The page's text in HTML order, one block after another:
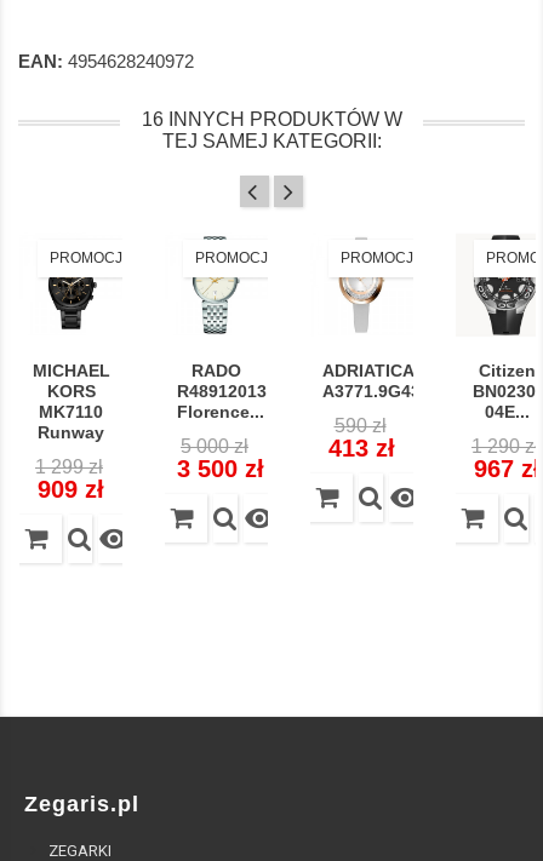
EAN: 4954628240972
16 INNYCH PRODUKTÓW W
TEJ SAMEJ KATEGORII:
PROMOCJA!
MICHAEL
KORS
MK7110
Runway
Cena
regularna
1 299 zł
909 zł

PROMOCJA!
RADO
R48912013
Florence...
Cena
regularna
5 000 zł
3 500 zł

PROMOCJA!
ADRIATICA
A3771.9G43QZ
Cena
regularna
590 zł
413 zł

Citizen
BN0230-
04E...
Cena
1 290 zł
967 zł
Zegaris.pl
ZEGARKI